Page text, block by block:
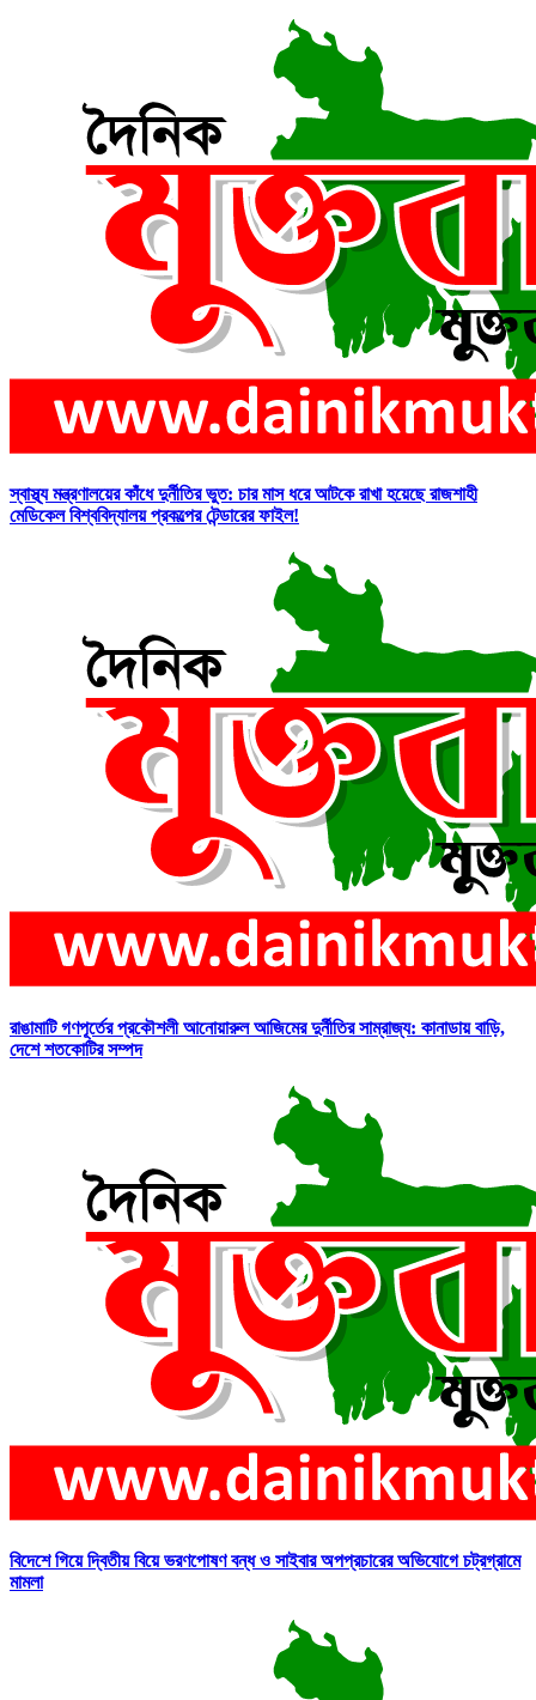
স্বাস্থ্য মন্ত্রণালয়ের কাঁধে দুর্নীতির ভুত: চার মাস ধরে আটকে রাখা হয়েছে রাজশাহী
মেডিকেল বিশ্ববিদ্যালয় প্রকল্পের টেন্ডারের ফাইল!
রাঙামাটি গণপূর্তের প্রকৌশলী আনোয়ারুল আজিমের দুর্নীতির সাম্রাজ্য: কানাডায় বাড়ি,
দেশে শতকোটির সম্পদ
বিদেশে গিয়ে দ্বিতীয় বিয়ে ভরণপোষণ বন্ধ ও সাইবার অপপ্রচারের অভিযোগে চট্রগ্রামে
মামলা